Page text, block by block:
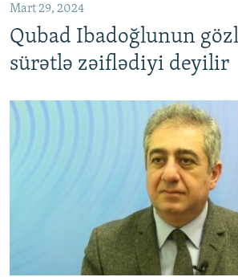
qayıt
Axtarışa
keçFƏRQƏ BAX
ARAŞDIRMA
AZƏRBAYCAN ƏDƏBIYYATI KITABXANASI
İSLAM VƏ DEMOKRATIYA
PEŞƏ ETIKASI VƏ JURNALISTIKA
Mart 29, 2024
Qubad Ibadoğlunun
sürətlə zəiflədiyi deyilir